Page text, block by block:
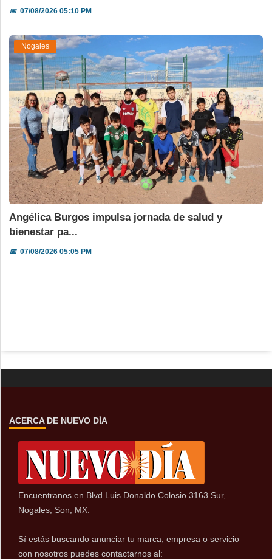
📅07/08/2026 05:10 PM
Nogales
Angélica Burgos impulsa jornada de salud y
bienestar pa...
📅07/08/2026 05:05 PM
ACERCA DE NUEVO DÍA
Encuentranos en Blvd Luis Donaldo Colosio 3163 Sur,
Nogales, Son, MX.
Sí estás buscando anunciar tu marca, empresa o servicio
con nosotros puedes contactarnos al: